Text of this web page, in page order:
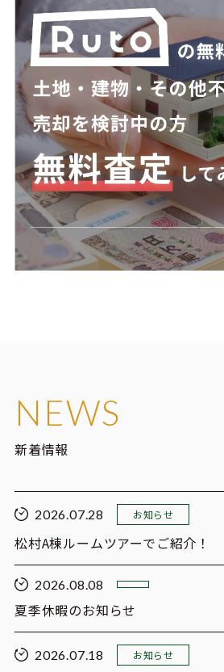
NEWS
新着情報
2026.07.28 お知らせ
松村A棟ルームツアーでご紹介！
2026.08.08
夏季休暇のお知らせ
2026.07.18 お知らせ